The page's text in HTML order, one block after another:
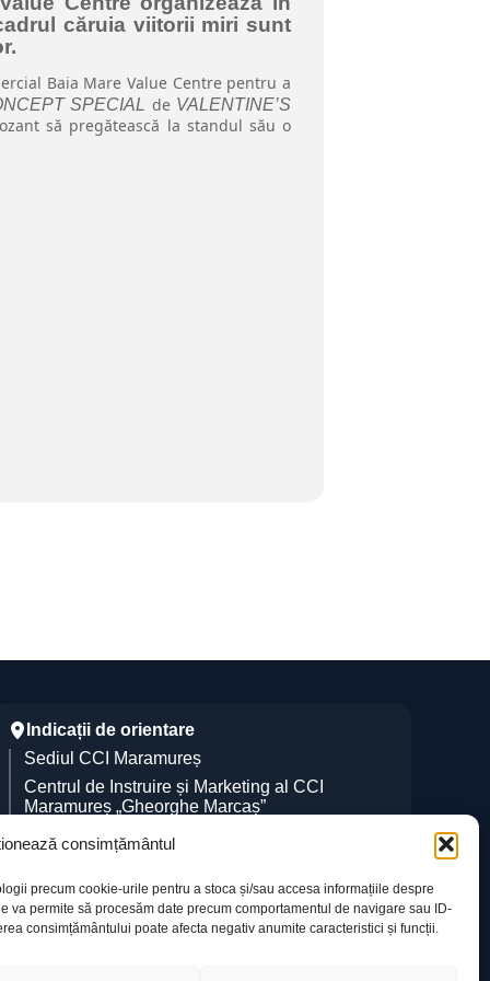
consimțământul
precum cookie-urile pentru a stoca și/sau accesa informațiile despre
va permite să procesăm date precum comportamentul de navigare sau ID-
consimțământului poate afecta negativ anumite caracteristici și funcții.
căruia viitorii miri sunt
Baia Mare Value Centre pentru a
SPECIAL deVALENTINE’S
să pregătească la standul său o
Indicații de orientare
Sediul CCI Maramureș
Centrul de Instruire și Marketing al CCI
Maramureș „Gheorghe Marcaș”